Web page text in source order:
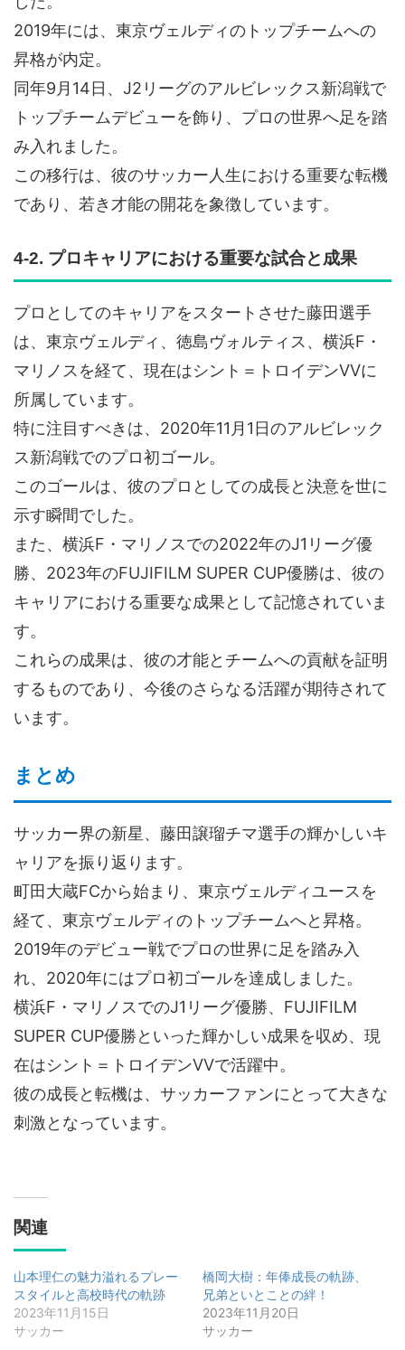
2019年には、東京ヴェルディのトップチームへの
昇格が内定。
同年9月14日、J2リーグのアルビレックス新潟戦で
トップチームデビューを飾り、プロの世界へ足を踏
み入れました。
この移行は、彼のサッカー人生における重要な転機
であり、若き才能の開花を象徴しています。
4-2. プロキャリアにおける重要な試合と成果
プロとしてのキャリアをスタートさせた藤田選手
は、東京ヴェルディ、徳島ヴォルティス、横浜F・
マリノスを経て、現在はシント＝トロイデンVVに
所属しています。
特に注目すべきは、2020年11月1日のアルビレック
ス新潟戦でのプロ初ゴール。
このゴールは、彼のプロとしての成長と決意を世に
示す瞬間でした。
また、横浜F・マリノスでの2022年のJ1リーグ優
勝、2023年のFUJIFILM SUPER CUP優勝は、彼の
キャリアにおける重要な成果として記憶されていま
す。
これらの成果は、彼の才能とチームへの貢献を証明
するものであり、今後のさらなる活躍が期待されて
います。
まとめ
サッカー界の新星、藤田譲瑠チマ選手の輝かしいキ
ャリアを振り返ります。
町田大蔵FCから始まり、東京ヴェルディユースを
経て、東京ヴェルディのトップチームへと昇格。
2019年のデビュー戦でプロの世界に足を踏み入
れ、2020年にはプロ初ゴールを達成しました。
横浜F・マリノスでのJ1リーグ優勝、FUJIFILM
SUPER CUP優勝といった輝かしい成果を収め、現
在はシント＝トロイデンVVで活躍中。
彼の成長と転機は、サッカーファンにとって大きな
刺激となっています。
関連
山本理仁の魅力溢れるプレー
スタイルと高校時代の軌跡
2023年11月15日
サッカー
橋岡大樹：年俸成長の軌跡、
兄弟といとことの絆！
2023年11月20日
サッカー